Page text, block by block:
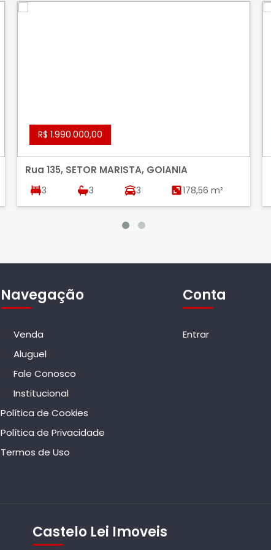
R$ 1.990.000,00
Rua 135, SETOR MARISTA, GOIANIA
3 3 3 178,56 m²
Navegação
Venda
Aluguel
Fale Conosco
Institucional
Política de Cookies
Política de Privacidade
Termos de Uso
Conta
Entrar
Castelo Lei Imoveis